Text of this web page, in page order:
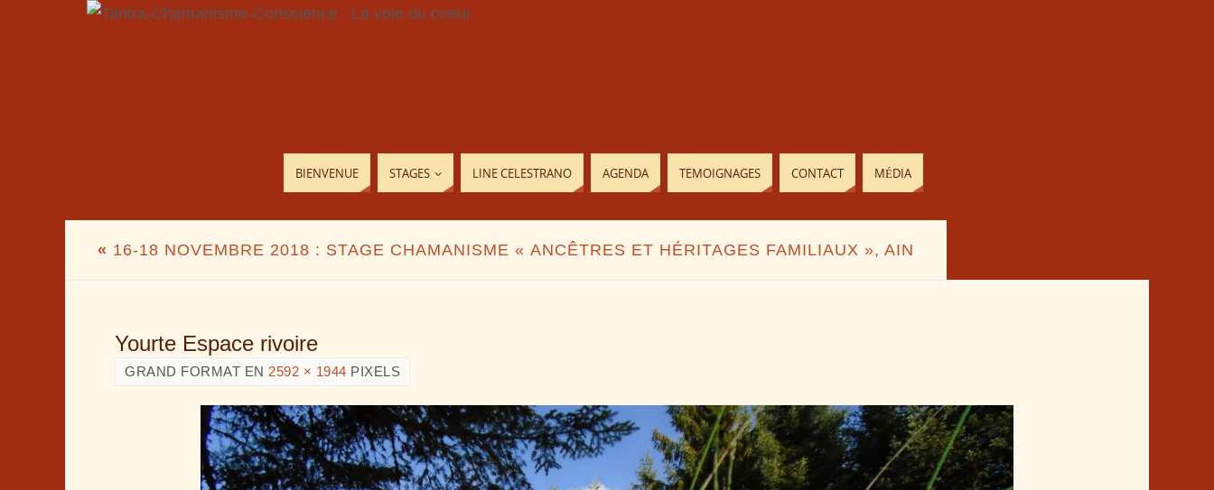
BIENVENUE STAGES LINE CELESTRANO AGENDA TEMOIGNAGES CONTACT MÉDIA
« 16-18 NOVEMBRE 2018 : STAGE CHAMANISME « ANCÊTRES ET HÉRITAGES FAMILIAUX », AIN
Yourte Espace rivoire
GRAND FORMAT EN 2592 × 1944 PIXELS